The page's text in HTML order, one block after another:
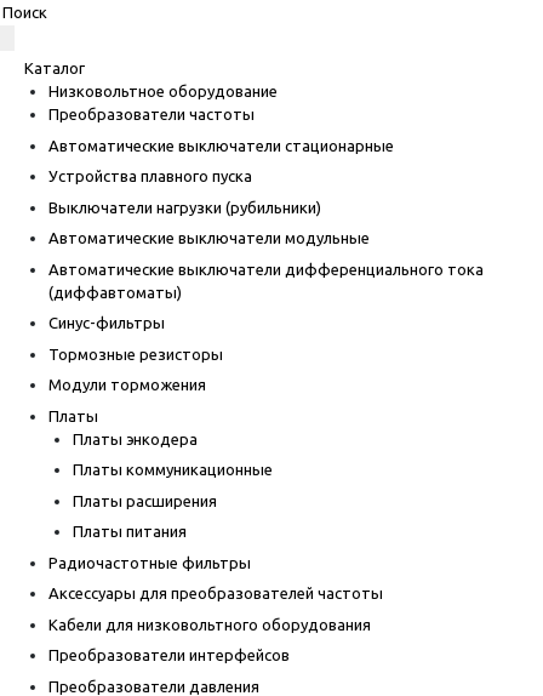
Каталог
Низковольтное оборудование
Преобразователи частоты
Автоматические выключатели стационарные
Устройства плавного пуска
Выключатели нагрузки (рубильники)
Автоматические выключатели модульные
Автоматические выключатели дифференциального тока
(диффавтоматы)
Синус-фильтры
Тормозные резисторы
Модули торможения
Платы
Платы энкодера
Платы коммуникационные
Платы расширения
Платы питания
Радиочастотные фильтры
Аксессуары для преобразователей частоты
Кабели для низковольтного оборудования
Преобразователи интерфейсов
Преобразователи давления